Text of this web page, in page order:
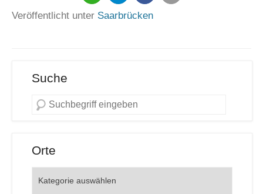
Veröffentlicht unter Saarbrücken
Suche
Orte